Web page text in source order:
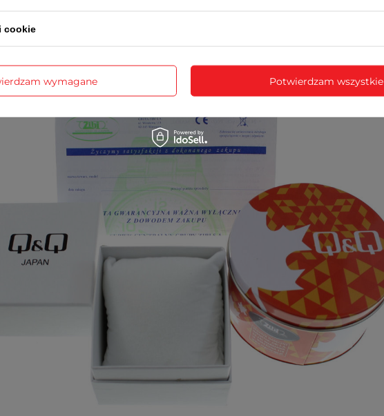
obsługi w języku polskim (dotyczy modeli funkcyjnych)
cookie
wymagane Potwierdzam wszystkie